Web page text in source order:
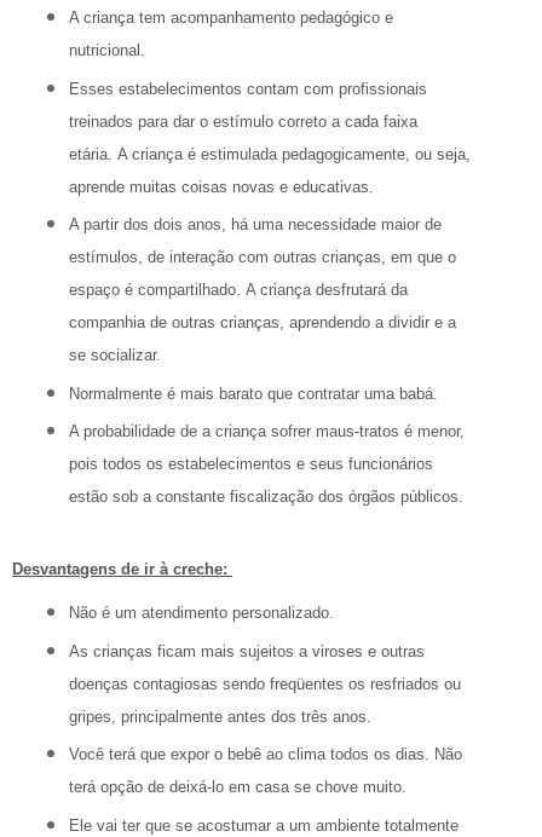
A criança tem acompanhamento pedagógico e
nutricional.
Esses estabelecimentos contam com profissionais
treinados para dar o estímulo correto a cada faixa
etária. A criança é estimulada pedagogicamente, ou seja,
aprende muitas coisas novas e educativas.
A partir dos dois anos, há uma necessidade maior de
estímulos, de interação com outras crianças, em que o
espaço é compartilhado. A criança desfrutará da
companhia de outras crianças, aprendendo a dividir e a
se socializar.
Normalmente é mais barato que contratar uma babá.
A probabilidade de a criança sofrer maus-tratos é menor,
pois todos os estabelecimentos e seus funcionários
estão sob a constante fiscalização dos órgãos públicos.
Desvantagens de ir à creche:
Não é um atendimento personalizado.
As crianças ficam mais sujeitos a viroses e outras
doenças contagiosas sendo freqüentes os resfriados ou
gripes, principalmente antes dos três anos.
Você terá que expor o bebê ao clima todos os dias. Não
terá opção de deixá-lo em casa se chove muito.
Ele vai ter que se acostumar a um ambiente totalmente